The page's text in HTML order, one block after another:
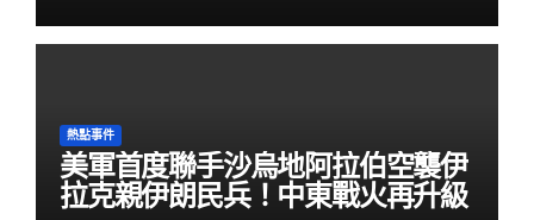
熱點事件
美軍首度聯手沙烏地阿拉伯空襲伊
拉克親伊朗民兵！中東戰火再升級